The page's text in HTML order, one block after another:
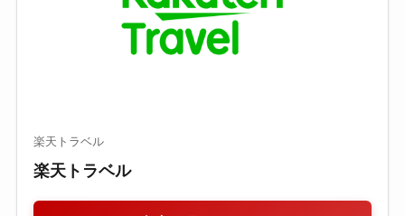
楽天トラベル
楽天トラベル